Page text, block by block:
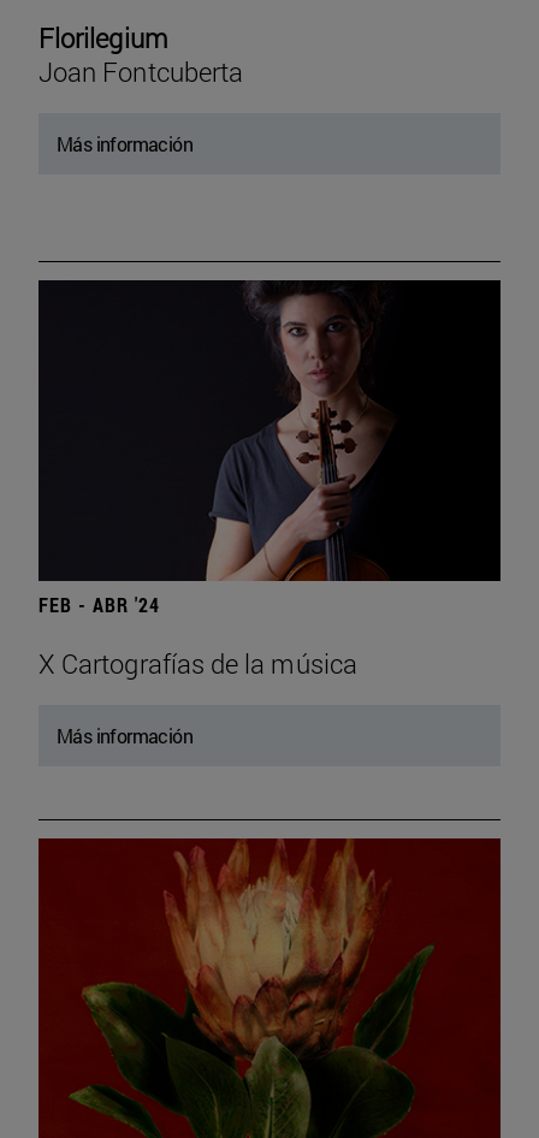
Florilegium
Joan Fontcuberta
Más información
FEB - ABR '24
X Cartografías de la música
Más información